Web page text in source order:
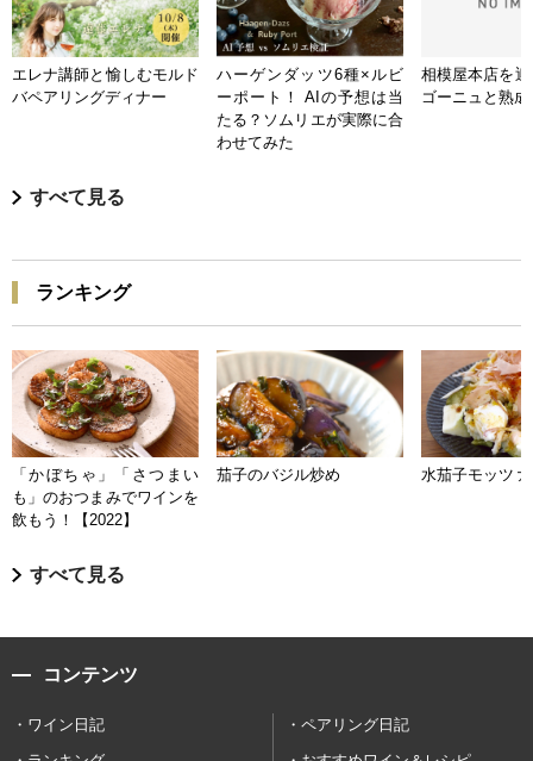
エレナ講師と愉しむモルド
バペアリングディナー
ハーゲンダッツ6種×ルビ
ーポート！ AIの予想は当
たる？ソムリエが実際に合
わせてみた
相模屋本店を
ゴーニュと熟
すべて見る
ランキング
「かぼちゃ」「さつまい
も」のおつまみでワインを
飲もう！【2022】
茄子のバジル炒め 水茄子モッツァ
すべて見る
コンテンツ
ワイン日記
ペアリング日記